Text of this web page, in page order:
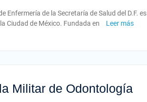
Enfermería de la Secretaría de Salud del
Ciudad de México. Fundada en
Leer más
Militar de Odontología